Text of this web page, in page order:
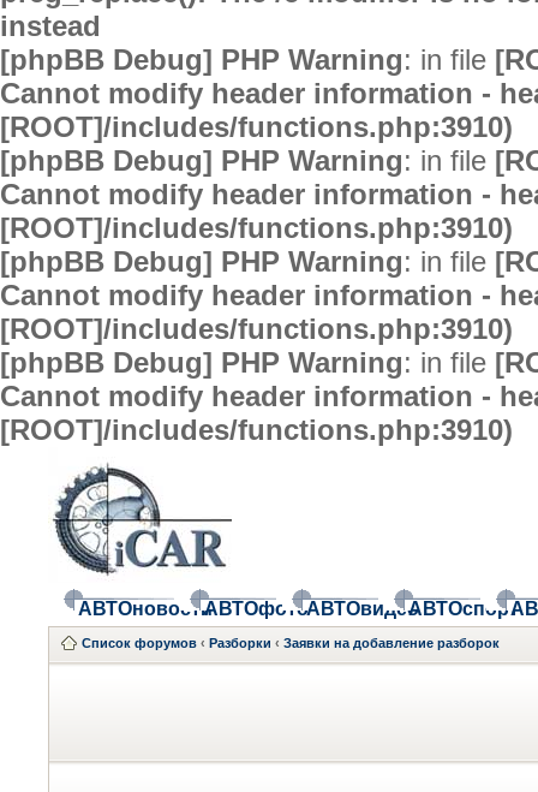
instead
[phpBB Debug] PHP Warning: in file
Cannot modify header information -
[ROOT]/includes/functions.php:3910)
[phpBB Debug] PHP Warning: in file
Cannot modify header information -
[ROOT]/includes/functions.php:3910)
[phpBB Debug] PHP Warning: in file
Cannot modify header information -
[ROOT]/includes/functions.php:3910)
[phpBB Debug] PHP Warning: in file
Cannot modify header information -
[ROOT]/includes/functions.php:3910)
АВТОновостиАВТОфотоАВТОвидеоАВТОспорт
Список форумов ‹ Разборки ‹ Заявки на добавление разборок